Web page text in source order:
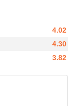
4.02
4.30
3.82